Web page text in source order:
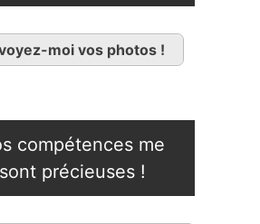
moi vos photos !
compétences me
sont précieuses !